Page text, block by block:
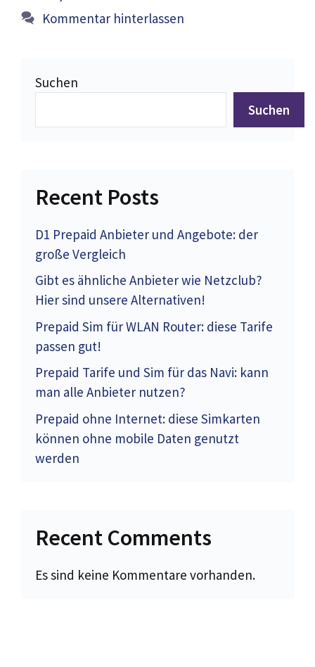
Kommentar hinterlassen
Suchen
Suchen
Recent Posts
D1 Prepaid Anbieter und Angebote: der
große Vergleich
Gibt es ähnliche Anbieter wie Netzclub?
Hier sind unsere Alternativen!
Prepaid Sim für WLAN Router: diese Tarife
passen gut!
Prepaid Tarife und Sim für das Navi: kann
man alle Anbieter nutzen?
Prepaid ohne Internet: diese Simkarten
können ohne mobile Daten genutzt
werden
Recent Comments
Es sind keine Kommentare vorhanden.